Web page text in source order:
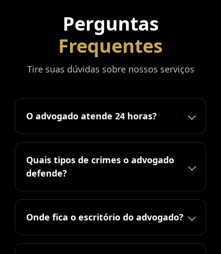
Perguntas
Frequentes
Tire suas dúvidas sobre nossos serviços
O advogado atende 24 horas?
Quais tipos de crimes o advogado
defende?
Onde fica o escritório do advogado?